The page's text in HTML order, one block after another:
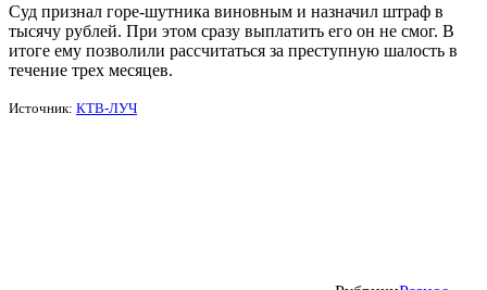
Суд признал горе-шутника виновным и назначил штраф в
тысячу рублей. При этом сразу выплатить его он не смог. В
итоге ему позволили рассчитаться за преступную шалость в
течение трех месяцев.
Источник: КТВ-ЛУЧ